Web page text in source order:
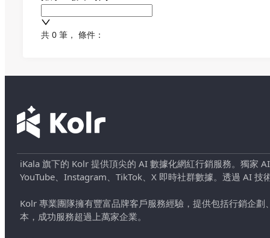
共 0 筆 ， 條件：
iKala 旗下的 Kolr 提供頂尖的 AI 數據化網紅行銷服務。獨家
YouTube、Instagram、TikTok、X 即時社群數據。透過 AI
Kolr 專業團隊擁有豐富品牌客戶服務經驗，提供包括行銷企
本，成功服務超過上萬家企業。